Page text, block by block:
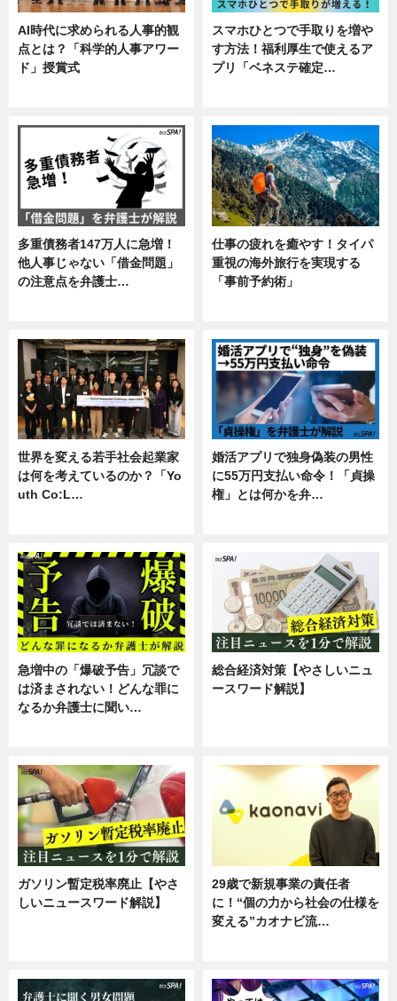
AI時代に求められる人事的観
点とは？「科学的人事アワー
ド」授賞式
スマホひとつで手取りを増や
す方法！福利厚生で使えるア
プリ「ベネステ確定…
多重債務者147万人に急増！
他人事じゃない「借金問題」
の注意点を弁護士…
仕事の疲れを癒やす！タイパ
重視の海外旅行を実現する
「事前予約術」
世界を変える若手社会起業家
は何を考えているのか？「Yo
uth Co:L…
婚活アプリで独身偽装の男性
に55万円支払い命令！「貞操
権」とは何かを弁…
急増中の「爆破予告」冗談で
は済まされない！どんな罪に
なるか弁護士に聞い…
総合経済対策【やさしいニュ
ースワード解説】
ガソリン暫定税率廃止【やさ
しいニュースワード解説】
29歳で新規事業の責任者
に！“個の力から社会の仕様を
変える”カオナビ流…